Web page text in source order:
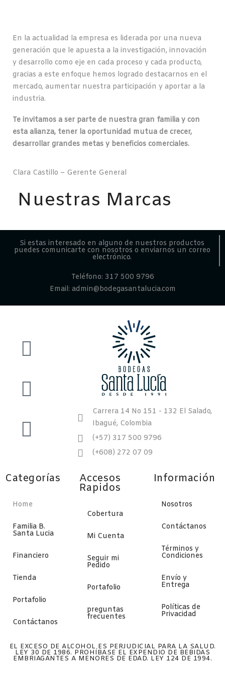
En la actualidad la empresa es liderada por una nueva
generación que le apuesta a la investigación, innovación
y desarrollo como eje en cada proceso y cada producto,
gracias a este enfoque hemos logrado destacarnos en el
mercado, aumentar nuestra participación y aportar a la
industria.
Te invitamos a ser parte de nuestra gran familia y con
esta alianza, tener la oportunidad mutua de crecer,
desarrollar grandes metas y beneficios comerciales.
Clara Castillo – Gerente General
Nuestras Marcas
Si estas interesado en alguno de nuestros productos
puedes comunicarte con nosotros o enviarnos un correo
electrónico.
Teléfono: 317 500 9796
Email: admin@bodegasantalucia.com
Carrera 14 No 151 - 132 El Salado,
Ibagué, Colombia
(+57) 317 500 9796
(+608) 272 07 09
Categorías
Home
Familia B.
Santa Lucia
Financiero
Tienda
Portafolio
Contáctanos
Accesos
Rapidos
Cobertura
Mi Cuenta
Seguir mi
Pedido
Portafolio
preguntas
frecuentes
Información
Nosotros
Contáctanos
Términos y
Condiciones
Envío y
Entrega
Políticas de
Privacidad
EL EXCESO DE ALCOHOL ES PERJUDICIAL PARA LA SALUD.
LEY 30 DE 1986. PROHÍBASE EL EXPENDIO DE BEBIDAS
EMBRIAGANTES A MENORES DE EDAD. LEY 124 DE 1994.